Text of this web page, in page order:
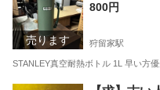
売ります
800円
狩留家駅
STANLEY真空耐熱ボトル 1L 早い方優
狩留家駅